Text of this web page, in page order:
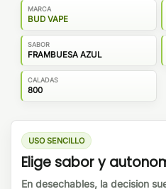
MARCA
BUD VAPE
SABOR
FRAMBUESA AZUL
CALADAS
800
USO SENCILLO
Elige sabor y
En desechables, la decision